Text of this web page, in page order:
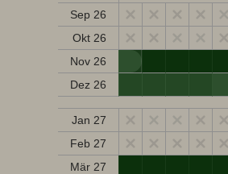
Sep 26
Okt 26
Nov 26
Dez 26
Jan 27
Feb 27
Mär 27